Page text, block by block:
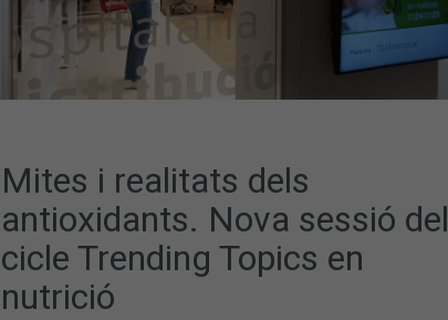
Mites i realitats dels
antioxidants. Nova sessió del
cicle Trending Topics en
nutrició